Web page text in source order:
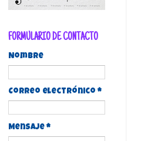
FORMULARIO DE CONTACTO
Nombre
Correo electrónico *
Mensaje *